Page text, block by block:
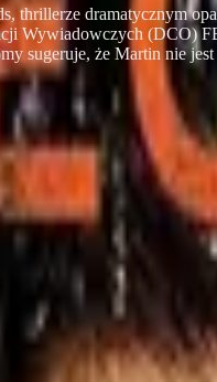
thrillerze dramatycznym
Wywiadowczych (DCO)
sugeruje, że Martin nie